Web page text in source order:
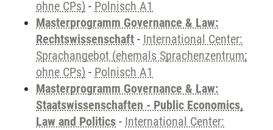
ohne CPs) - Polnisch A1
Masterprogramm Governance & Law:
Rechtswissenschaft - International Center:
Sprachangebot (ehemals Sprachenzentrum;
ohne CPs) - Polnisch A1
Masterprogramm Governance & Law:
Staatswissenschaften - Public Economics,
Law and Politics - International Center: